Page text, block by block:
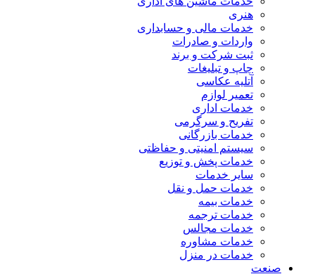
هنری
خدمات مالی و حسابداری
واردات و صادرات
ثبت شرکت و برند
چاپ و تبلیغات
آتلیه عکاسی
تعمیر لوازم
خدمات اداری
تفریح و سرگرمی
خدمات بازرگانی
سیستم امنیتی و حفاظتی
خدمات پخش و توزیع
سایر خدمات
خدمات حمل و نقل
خدمات بیمه
خدمات ترجمه
خدمات مجالس
خدمات مشاوره
خدمات در منزل
صنعت